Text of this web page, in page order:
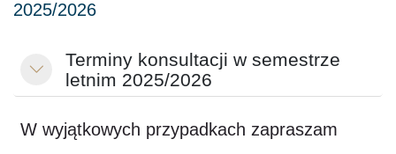
Minimalizuj
Terminy konsultacji w semestrze
letnim 2025/2026
W wyjątkowych przypadkach zapraszam